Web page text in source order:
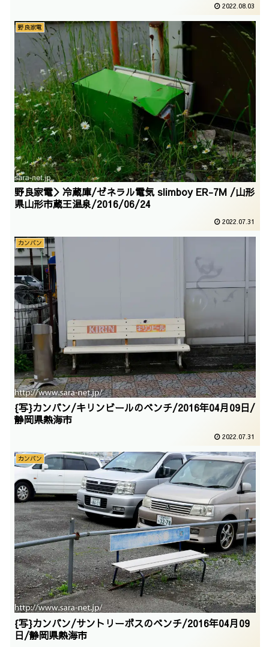
2022.08.03
野良家電
野良家電＞冷蔵庫/ゼネラル電気 slimboy ER-7M /山形
県山形市蔵王温泉/2016/06/24
2022.07.31
カンバン
{写}カンバン/キリンビールのベンチ/2016年04月09日/
静岡県熱海市
2022.07.31
カンバン
{写}カンバン/サントリーボスのベンチ/2016年04月09
日/静岡県熱海市